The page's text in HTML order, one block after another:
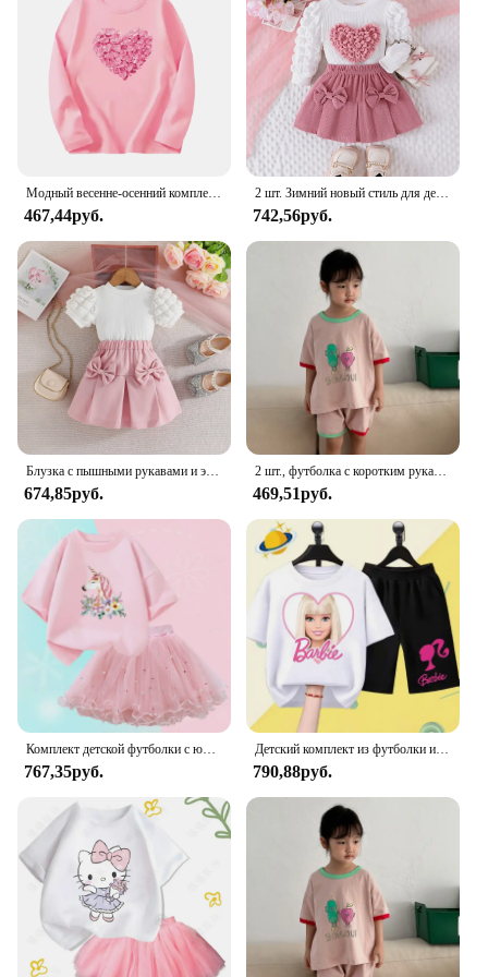
Модный весенне-осенний комплект одежды для девочек, детская футболка с длинным рукавом и цветочным рисунком единорога, штаны, костюмы из 2 предметов, спортивная одежда для девочек с героями мультфильмов
467,44руб.
2 шт. Зимний новый стиль для девочек 0-3 лет, удобные милые и милые рукава-пузырьки, топ Love Chapter + комплект розовой короткой юбки
742,56руб.
Блузка с пышными рукавами и эластичная юбка для девочек
674,85руб.
2 шт., футболка с коротким рукавом и шорты для мальчиков
469,51руб.
Комплект детской футболки с юбкой-пачкой и единорогом для девочек
767,35руб.
Детский комплект из футболки и шортов, с круглым вырезом и коротким рукавом
790,88руб.